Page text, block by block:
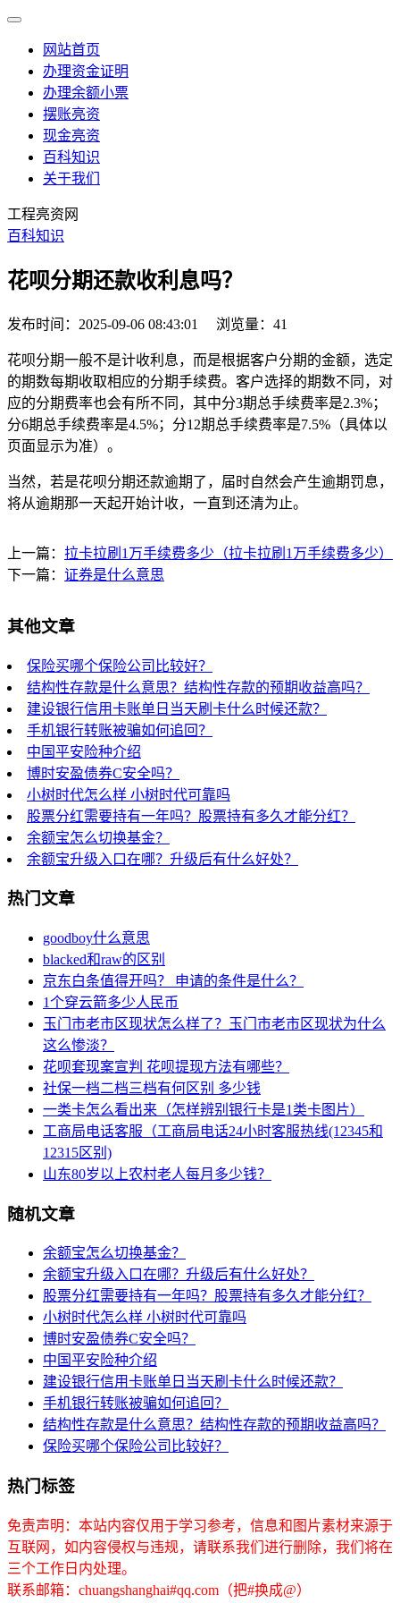
网站首页
办理资金证明
办理余额小票
摆账亮资
现金亮资
百科知识
关于我们
工程亮资网
百科知识
花呗分期还款收利息吗？
发布时间：2025-09-06 08:43:01 浏览量：41
花呗分期一般不是计收利息，而是根据客户分期的金额，选定
的期数每期收取相应的分期手续费。客户选择的期数不同，对
应的分期费率也会有所不同，其中分3期总手续费率是2.3%；
分6期总手续费率是4.5%；分12期总手续费率是7.5%（具体以
页面显示为准）。
当然，若是花呗分期还款逾期了，届时自然会产生逾期罚息，
将从逾期那一天起开始计收，一直到还清为止。
上一篇： 拉卡拉刷1万手续费多少（拉卡拉刷1万手续费多少）
下一篇： 证券是什么意思
其他文章
保险买哪个保险公司比较好？
结构性存款是什么意思？结构性存款的预期收益高吗？
建设银行信用卡账单日当天刷卡什么时候还款？
手机银行转账被骗如何追回？
中国平安险种介绍
博时安盈债券C安全吗？
小树时代怎么样 小树时代可靠吗
股票分红需要持有一年吗？股票持有多久才能分红？
余额宝怎么切换基金？
余额宝升级入口在哪？升级后有什么好处？
热门文章
goodboy什么意思
blacked和raw的区别
京东白条值得开吗？ 申请的条件是什么？
1个穿云箭多少人民币
玉门市老市区现状怎么样了？玉门市老市区现状为什么
这么惨淡？
花呗套现案宣判 花呗提现方法有哪些？
社保一档二档三档有何区别 多少钱
一类卡怎么看出来（怎样辨别银行卡是1类卡图片）
工商局电话客服（工商局电话24小时客服热线(12345和
12315区别)
山东80岁以上农村老人每月多少钱？
随机文章
余额宝怎么切换基金？
余额宝升级入口在哪？升级后有什么好处？
股票分红需要持有一年吗？股票持有多久才能分红？
小树时代怎么样 小树时代可靠吗
博时安盈债券C安全吗？
中国平安险种介绍
建设银行信用卡账单日当天刷卡什么时候还款？
手机银行转账被骗如何追回？
结构性存款是什么意思？结构性存款的预期收益高吗？
保险买哪个保险公司比较好？
热门标签
免责声明：本站内容仅用于学习参考，信息和图片素材来源于
互联网，如内容侵权与违规，请联系我们进行删除，我们将在
三个工作日内处理。
联系邮箱：chuangshanghai#qq.com（把#换成@）